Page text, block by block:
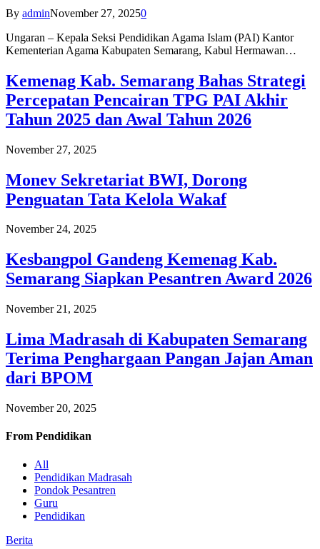
By adminNovember 27, 20250
Ungaran – Kepala Seksi Pendidikan Agama Islam (PAI) Kantor
Kementerian Agama Kabupaten Semarang, Kabul Hermawan…
Kemenag Kab. Semarang Bahas Strategi
Percepatan Pencairan TPG PAI Akhir
Tahun 2025 dan Awal Tahun 2026
November 27, 2025
Monev Sekretariat BWI, Dorong
Penguatan Tata Kelola Wakaf
November 24, 2025
Kesbangpol Gandeng Kemenag Kab.
Semarang Siapkan Pesantren Award 2026
November 21, 2025
Lima Madrasah di Kabupaten Semarang
Terima Penghargaan Pangan Jajan Aman
dari BPOM
November 20, 2025
From Pendidikan
All
Pendidikan Madrasah
Pondok Pesantren
Guru
Pendidikan
Berita